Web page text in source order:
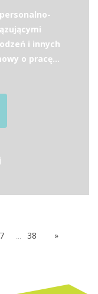
i innych
o pracę...
7 ... 38 »